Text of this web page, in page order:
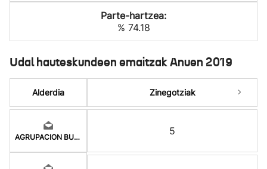
Parte-hartzea:
% 74.18
Udal hauteskundeen emaitzak Anuen 2019
Alderdia
AGRUPACION BURDINDOG
Zinegotziak
5